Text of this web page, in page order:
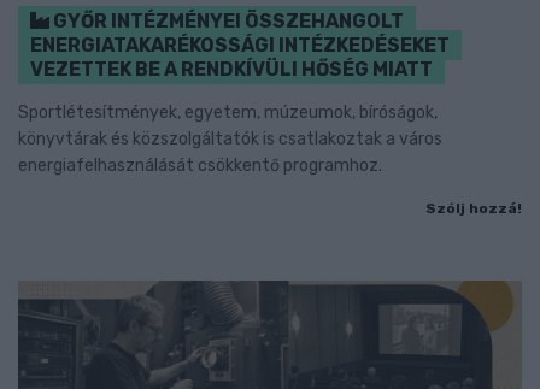
GYŐR INTÉZMÉNYEI ÖSSZEHANGOLT
ENERGIATAKARÉKOSSÁGI INTÉZKEDÉSEKET
VEZETTEK BE A RENDKÍVÜLI HŐSÉG MIATT
Sportlétesítmények, egyetem, múzeumok, bíróságok,
könyvtárak és közszolgáltatók is csatlakoztak a város
energiafelhasználását csökkentő programhoz.
Szólj hozzá!